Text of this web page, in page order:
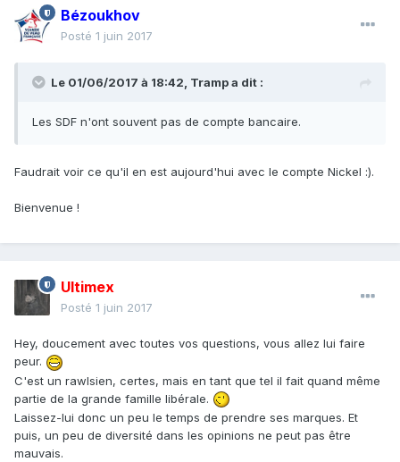
Bézoukhov
Posté 1 juin 2017
Le 01/06/2017 à 18:42, Trampa dit :
Les SDF n'ont souvent pas de compte bancaire.
Faudrait voir ce qu'il en est aujourd'hui avec le compte Nickel :).
Bienvenue !
Ultimex
Posté 1 juin 2017
Hey, doucement avec toutes vos questions, vous allez lui faire
peur.
C'est un rawlsien, certes, mais en tant que tel il fait quand même
partie de la grande famille libérale.
Laissez-lui donc un peu le temps de prendre ses marques. Et
puis, un peu de diversité dans les opinions ne peut pas être
mauvais.